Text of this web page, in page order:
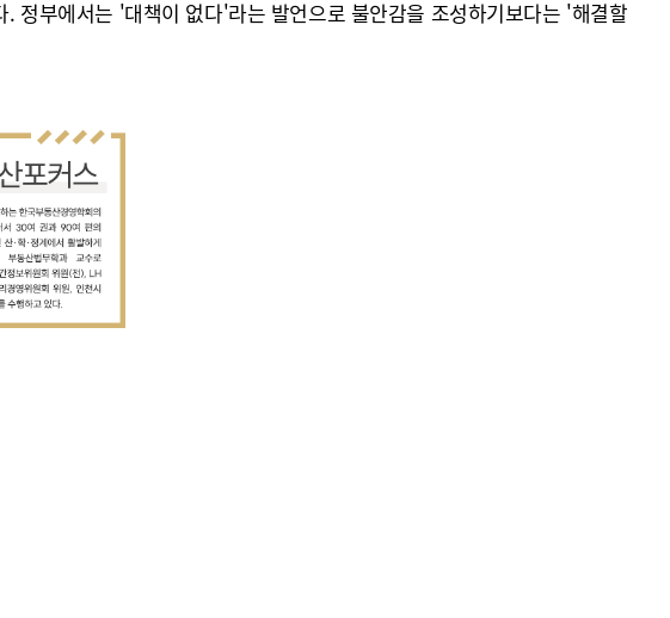
정부에서는 '대책이 없다'라는 발언으로 불안감을 조성하기보다는 '해결할